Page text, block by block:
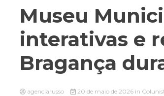
Museu
interativas e
Bragança
agenciarusso 20 de maio de 2026 in